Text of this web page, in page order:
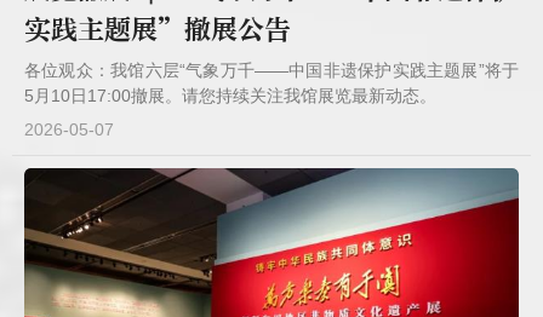
实践主题展”撤展公告
各位观众：我馆六层“气象万千——中国非遗保护实践主题展”将于
5月10日17:00撤展。请您持续关注我馆展览最新动态。
2026-05-07